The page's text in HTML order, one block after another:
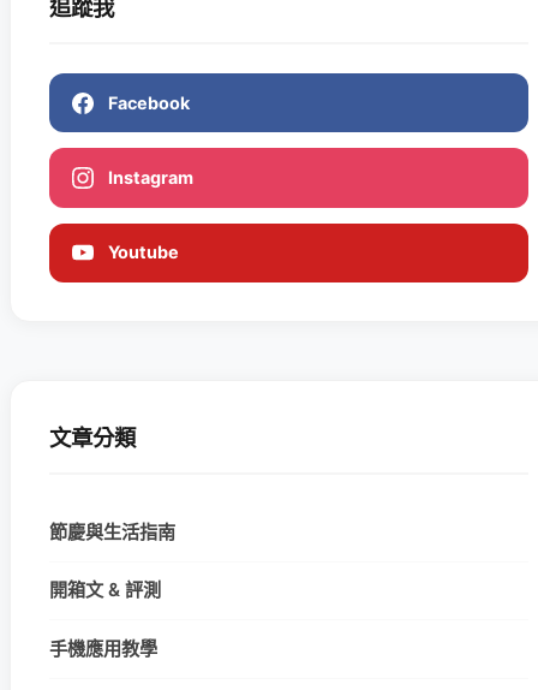
追蹤我
Facebook
Instagram
Youtube
文章分類
節慶與生活指南
開箱文 & 評測
手機應用教學